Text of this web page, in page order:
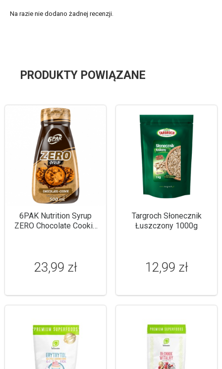
Na razie nie dodano żadnej recenzji.
PRODUKTY POWIĄZANE
6PAK Nutrition Syrup
ZERO Chocolate Cookie
23,99 zł
Targroch Słonecznik
Łuszczony 1000g
12,99 zł